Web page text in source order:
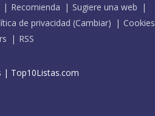
Recomienda
Sugiere una web
de privacidad (Cambiar)
Cookies
RSS
| Top10Listas.com